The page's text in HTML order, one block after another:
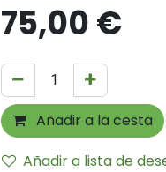
75,00€
Añadir a la cesta
Añadir a lista de